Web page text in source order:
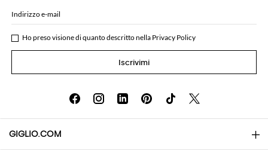
Indirizzo e-mail
Ho preso visione di quanto descritto nella Privacy Policy
Iscrivimi
GIGLIO.COM